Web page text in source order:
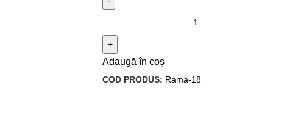
Adaugă în coș
COD PRODUS: Rama-18